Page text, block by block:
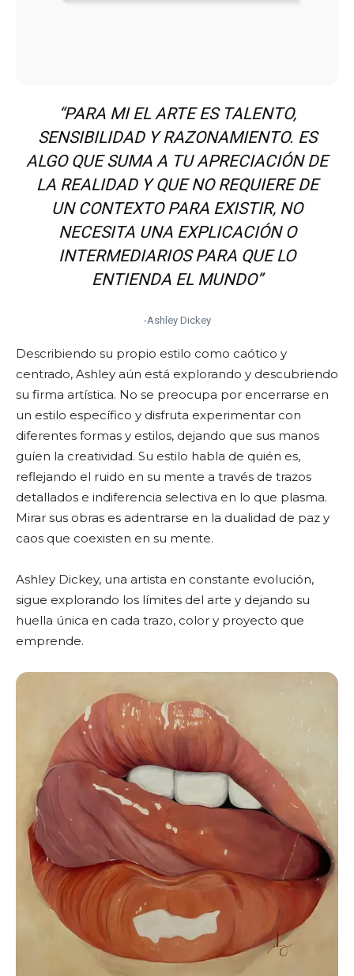
“PARA MI EL ARTE ES TALENTO,
SENSIBILIDAD Y RAZONAMIENTO. ES
ALGO QUE SUMA A TU APRECIACIÓN DE
LA REALIDAD Y QUE NO REQUIERE DE
UN CONTEXTO PARA EXISTIR, NO
NECESITA UNA EXPLICACIÓN O
INTERMEDIARIOS PARA QUE LO
ENTIENDA EL MUNDO”
-Ashley Dickey
Describiendo su propio estilo como caótico y
centrado, Ashley aún está explorando y descubriendo
su firma artística. No se preocupa por encerrarse en
un estilo específico y disfruta experimentar con
diferentes formas y estilos, dejando que sus manos
guíen la creatividad. Su estilo habla de quién es,
reflejando el ruido en su mente a través de trazos
detallados e indiferencia selectiva en lo que plasma.
Mirar sus obras es adentrarse en la dualidad de paz y
caos que coexisten en su mente.
Ashley Dickey, una artista en constante evolución,
sigue explorando los límites del arte y dejando su
huella única en cada trazo, color y proyecto que
emprende.